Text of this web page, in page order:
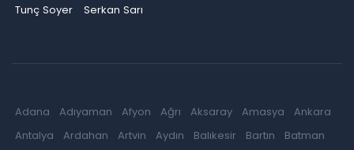
Tunç Soyer
Serkan Sarı
Adana Adıyaman Afyon Ağrı Aksaray Amasya
Ankara
Antalya
Ardahan Artvin Aydın Balıkesir Bartın
Batman